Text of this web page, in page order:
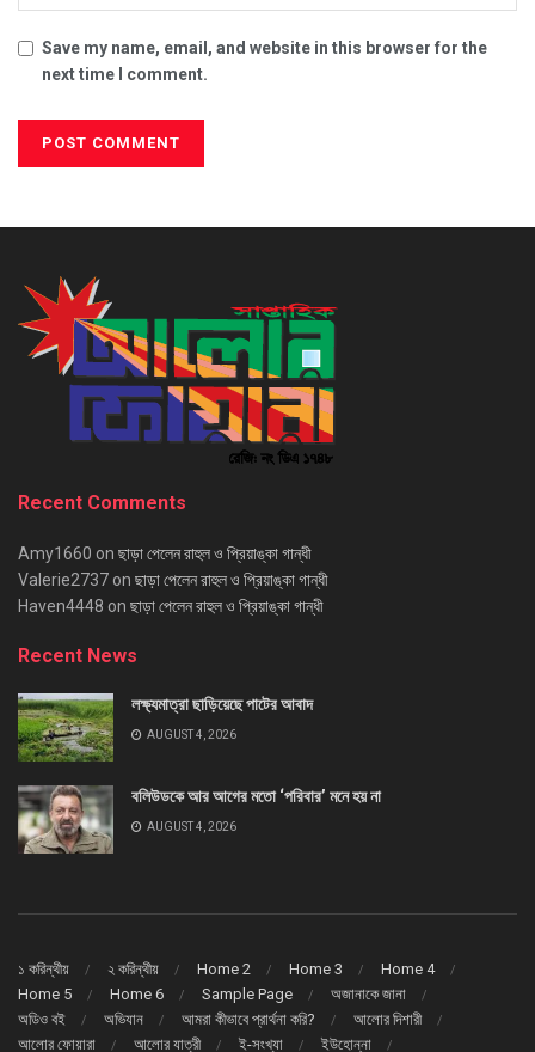
Save my name, email, and website in this browser for the
next time I comment.
Recent Comments
Amy1660 on ছাড়া পেলেন রাহুল ও প্রিয়াঙ্কা গান্ধী
Valerie2737 on ছাড়া পেলেন রাহুল ও প্রিয়াঙ্কা গান্ধী
Haven4448 on ছাড়া পেলেন রাহুল ও প্রিয়াঙ্কা গান্ধী
Recent News
লক্ষ্যমাত্রা ছাড়িয়েছে পাটের আবাদ
AUGUST 4, 2026
বলিউডকে আর আগের মতো ‘পরিবার’ মনে হয় না
AUGUST 4, 2026
১ করিন্থীয় ২ করিন্থীয় Home 2 Home 3
Home 4
Home 5
Home 6 Sample Page
অজানাকে জানা
অডিও বই
অভিযান আমরা কীভাবে প্রার্থনা করি?
আলোর দিশারী
আলোর ফোয়ারা
আলোর যাত্রী ই-সংখ্যা ইউহোন্না